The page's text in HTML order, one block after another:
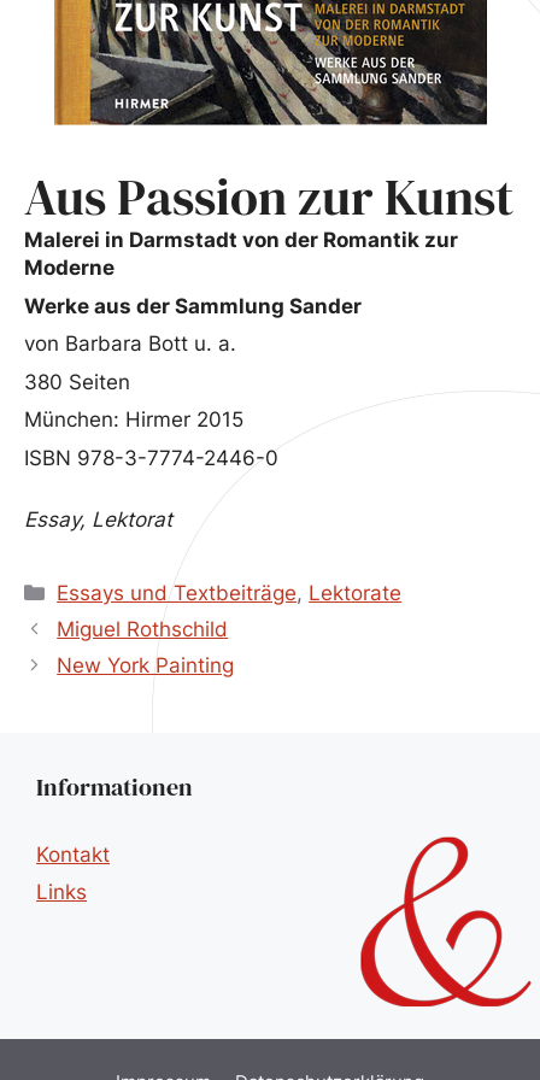
Aus Passion zur Kunst
Malerei in Darmstadt von der Romantik zur
Moderne
Werke aus der Sammlung Sander
von Barbara Bott u. a.
380 Seiten
München: Hirmer 2015
ISBN 978-3-7774-2446-0
Essay, Lektorat
Kategorien
Essays und Textbeiträge, Lektorate
Miguel Rothschild
New York Painting
Informationen
Kontakt
Links